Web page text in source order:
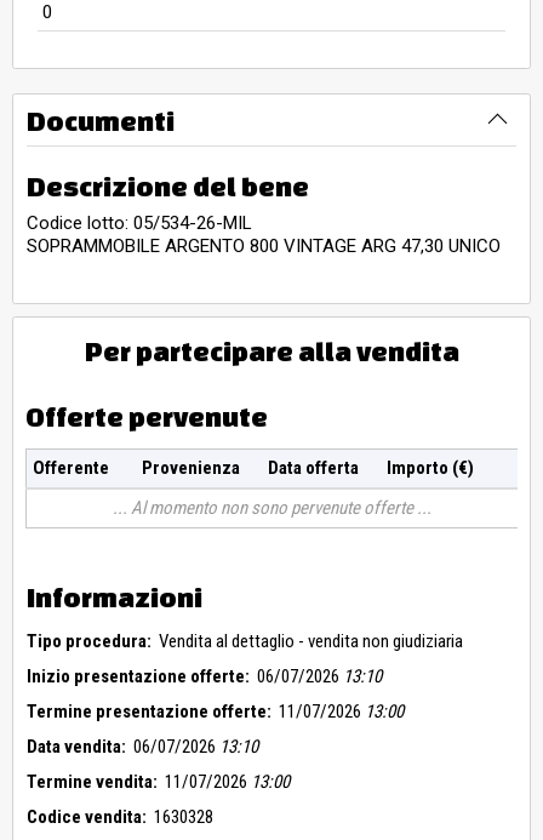
0
Documenti
Descrizione del bene
Codice lotto: 05/534-26-MIL
SOPRAMMOBILE ARGENTO 800 VINTAGE ARG 47,30 UNICO
Per partecipare alla vendita
Offerte pervenute
Offerente Provenienza Data offerta
Importo (€)
Al momento non sono pervenute offerte
Informazioni
Tipo procedura: Vendita al dettaglio - vendita non giudiziaria
Inizio presentazione offerte: 06/07/2026 13:10
Termine presentazione offerte: 11/07/2026 13:00
Data vendita: 06/07/2026 13:10
Termine vendita: 11/07/2026 13:00
Codice vendita: 1630328